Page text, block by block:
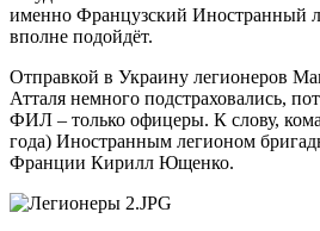
именно Французский Иностранный
вполне подойдёт.
Отправкой в Украину легионеров
Атталя немного подстраховались,
ФИЛ – только офицеры. К слову,
года) Иностранным легионом
Франции Кирилл Ющенко.